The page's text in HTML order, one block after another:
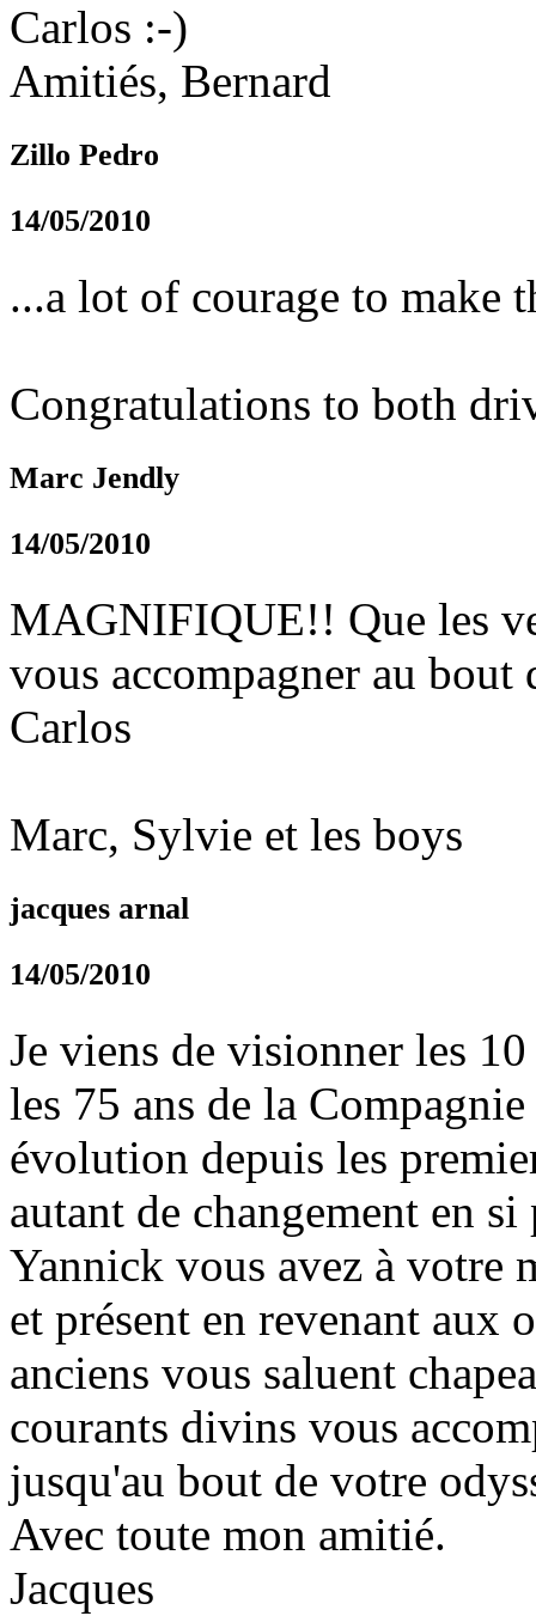
Carlos :-)
Amitiés, Bernard
Zillo Pedro
14/05/2010
...a lot of courage to make
Congratulations to both
Marc Jendly
14/05/2010
MAGNIFIQUE!! Que les
vous accompagner au
Carlos
Marc, Sylvie et les boys
jacques arnal
14/05/2010
Je viens de visionner les
les 75 ans de la
évolution depuis les
autant de changement en
Yannick vous avez à votre
et présent en revenant aux
anciens vous saluent
courants divins vous
jusqu'au bout de votre
Avec toute mon amitié.
Jacques